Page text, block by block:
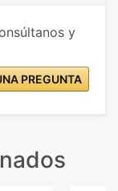
y
PREGUNTA